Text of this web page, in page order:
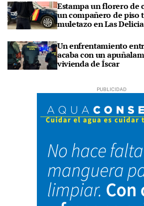
Estampa un florero de
un compañero de piso
muletazo en Las
Un enfrentamiento
acaba con un
vivienda de Íscar